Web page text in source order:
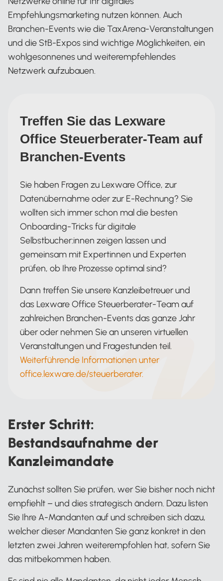
Empfehlungsmarketing nutzen können. Auch
Branchen-Events wie die TaxArena-Veranstaltungen
und die StB-Expos sind wichtige Möglichkeiten, ein
wohlgesonnenes und weiterempfehlendes
Netzwerk aufzubauen.
Treffen Sie das Lexware
Office Steuerberater-Team auf
Branchen-Events
Sie haben Fragen zu Lexware Office, zur
Datenübernahme oder zur E-Rechnung? Sie
wollten sich immer schon mal die besten
Onboarding-Tricks für digitale
Selbstbucher:innen zeigen lassen und
gemeinsam mit Expertinnen und Experten
prüfen, ob Ihre Prozesse optimal sind?
Dann treffen Sie unsere Kanzleibetreuer und
das Lexware Office Steuerberater-Team auf
zahlreichen Branchen-Events das ganze Jahr
über oder nehmen Sie an unseren virtuellen
Veranstaltungen und Fragestunden teil.
Weiterführende Informationen unter
office.lexware.de/steuerberater.
Erster Schritt:
Bestandsaufnahme der
Kanzleimandate
Zunächst sollten Sie prüfen, wer Sie bisher noch nicht
empfiehlt – und dies strategisch ändern. Dazu listen
Sie Ihre A-Mandanten auf und schreiben sich dazu,
welcher dieser Mandanten Sie ganz konkret in den
letzten zwei Jahren weiterempfohlen hat, sofern Sie
das mitbekommen haben.